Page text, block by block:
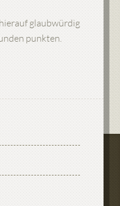
glaubwürdig
punkten.